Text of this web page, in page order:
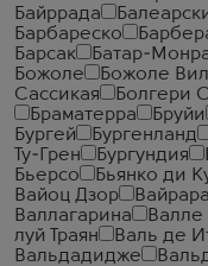
Байррада
Барбареско
Барсак
Батар-
Божоле
Божоле
Сассикая
Болгери
Браматерра
Бруйи
Бургей
Бургенланд
Ту-Грен
Бургундия
Бьерсо
Бьянко ди
Вайоц Дзор
Валлагарина
Валле
луй Траян
Валь де
Вальдадидже